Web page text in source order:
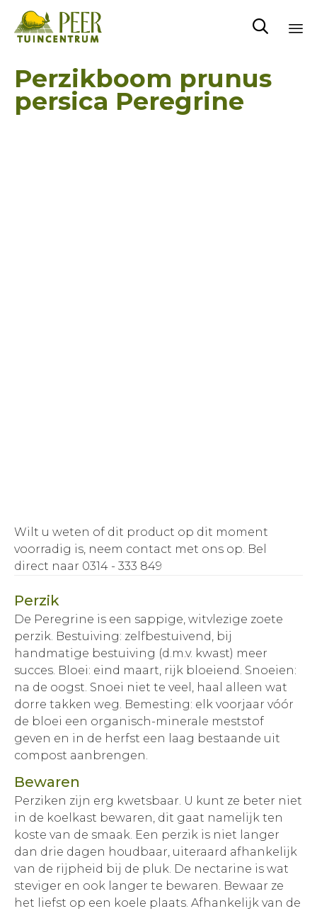

Perzikboom prunus
persica Peregrine
Wilt u weten of dit product op dit moment
voorradig is, neem contact met ons op. Bel
direct naar 0314 - 333 849
Perzik
De Peregrine is een sappige, witvlezige zoete
perzik. Bestuiving: zelfbestuivend, bij
handmatige bestuiving (d.m.v. kwast) meer
succes. Bloei: eind maart, rijk bloeiend. Snoeien:
na de oogst. Snoei niet te veel, haal alleen wat
dorre takken weg. Bemesting: elk voorjaar vóór
de bloei een organisch-minerale meststof
geven en in de herfst een laag bestaande uit
compost aanbrengen.
Bewaren
Perziken zijn erg kwetsbaar. U kunt ze beter niet
in de koelkast bewaren, dit gaat namelijk ten
koste van de smaak. Een perzik is niet langer
dan drie dagen houdbaar, uiteraard afhankelijk
van de rijpheid bij de pluk. De nectarine is wat
steviger en ook langer te bewaren. Bewaar ze
het liefst op een koele plaats. Afhankelijk van de